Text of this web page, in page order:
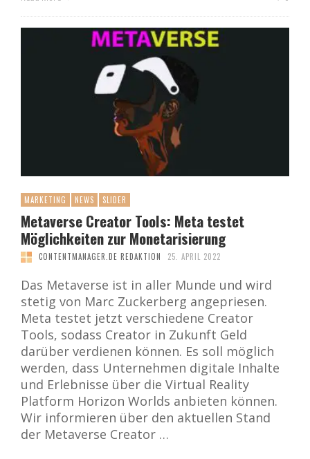
MARKETING NEWS SLIDER
Metaverse Creator Tools: Meta testet
Möglichkeiten zur Monetarisierung
CONTENTMANAGER.DE REDAKTION 25. APRIL 2022
Das Metaverse ist in aller Munde und wird
stetig von Marc Zuckerberg angepriesen.
Meta testet jetzt verschiedene Creator
Tools, sodass Creator in Zukunft Geld
darüber verdienen können. Es soll möglich
werden, dass Unternehmen digitale Inhalte
und Erlebnisse über die Virtual Reality
Platform Horizon Worlds anbieten können.
Wir informieren über den aktuellen Stand
der Metaverse Creator …